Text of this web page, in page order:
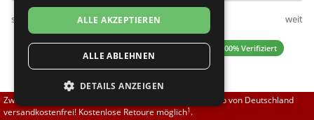
SoDanca
TopTanz
schmal normal weit
4.46 (13 Bewertungen) ✓ 100% Verifiziert
114,00 EUR
Zwischen 70,00 EUR und 800,00 EUR liefern wir innerhalb von Deutschland
versandkostenfrei! Kostenlose Retoure möglich1.
ALLE AKZEPTIEREN
ALLE ABLEHNEN
DETAILS ANZEIGEN